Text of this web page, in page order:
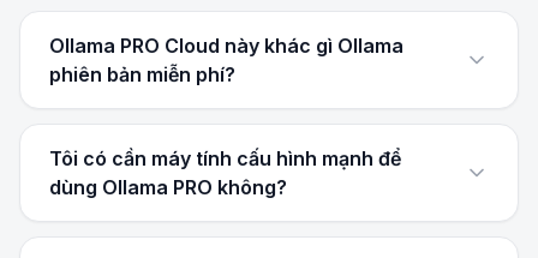
Ollama PRO Cloud này khác gì Ollama
phiên bản miễn phí?
Tôi có cần máy tính cấu hình mạnh để
dùng Ollama PRO không?